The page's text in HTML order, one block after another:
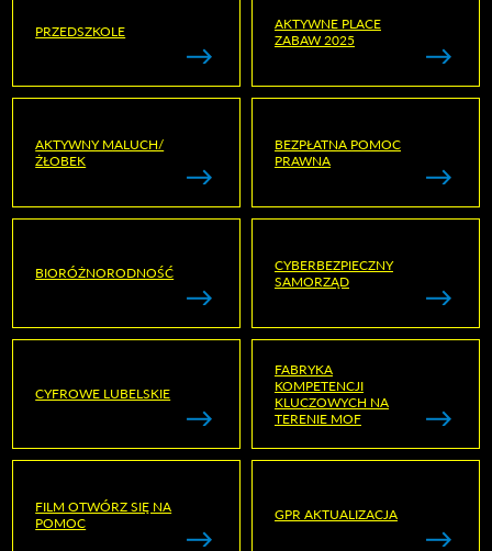
PRZEDSZKOLE
AKTYWNE PLACE
ZABAW 2025
AKTYWNY MALUCH/
ŻŁOBEK
BEZPŁATNA POMOC
PRAWNA
BIORÓŻNORODNOŚĆ
CYBERBEZPIECZNY
SAMORZĄD
CYFROWE LUBELSKIE
FABRYKA
KOMPETENCJI
KLUCZOWYCH NA
TERENIE MOF
FILM OTWÓRZ SIĘ NA
POMOC
GPR AKTUALIZACJA